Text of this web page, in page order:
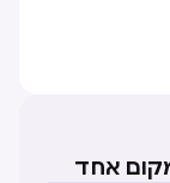
אחד